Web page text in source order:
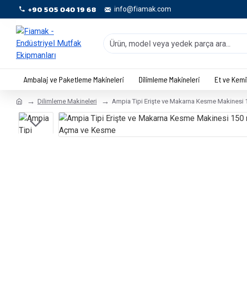
+90 505 040 19 68 info@fiamak.com
Ambalaj ve Paketleme Makineleri Dilimleme Makineleri Et ve
Dilimleme Makineleri Ampia Tipi Erişte ve Makarna Kesme